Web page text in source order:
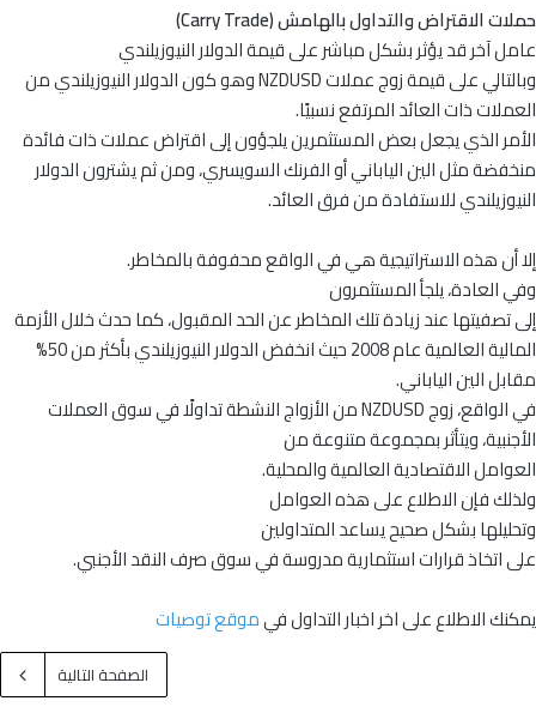
حملات الاقتراض والتداول بالهامش (Carry Trade)
عامل آخر قد يؤثر بشكل مباشر على قيمة الدولار النيوزيلندي
وبالتالي على قيمة زوج عملات NZDUSD وهو كون الدولار النيوزيلندي من
العملات ذات العائد المرتفع نسبيًا.
الأمر الذي يجعل بعض المستثمرين يلجؤون إلى اقتراض عملات ذات فائدة
منخفضة مثل الين الياباني أو الفرنك السويسري، ومن ثم يشترون الدولار
النيوزيلندي للاستفادة من فرق العائد.
إلا أن هذه الاستراتيجية هي في الواقع محفوفة بالمخاطر.
وفي العادة، يلجأ المستثمرون
إلى تصفيتها عند زيادة تلك المخاطر عن الحد المقبول، كما حدث خلال الأزمة
المالية العالمية عام 2008 حيث انخفض الدولار النيوزيلندي بأكثر من 50%
مقابل الين الياباني.
في الواقع، زوج NZDUSD من الأزواج النشطة تداولًا في سوق العملات
الأجنبية، ويتأثر بمجموعة متنوعة من
العوامل الاقتصادية العالمية والمحلية.
ولذلك فإن الاطلاع على هذه العوامل
وتحليلها بشكل صحيح يساعد المتداولين
على اتخاذ قرارات استثمارية مدروسة في سوق صرف النقد الأجنبي.
يمكنك الاطلاع على اخر اخبار التداول فيموقع توصيات
الصفحة التالية